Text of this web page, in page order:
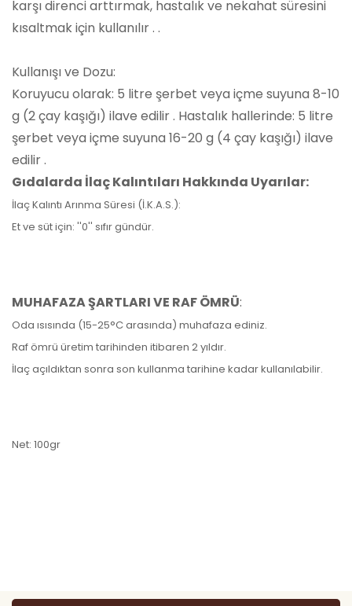
karşı direnci arttırmak, hastalık ve nekahat süresini
kısaltmak için kullanılır . .
Kullanışı ve Dozu:
Koruyucu olarak: 5 litre şerbet veya içme suyuna 8-10
g (2 çay kaşığı) ilave edilir . Hastalık hallerinde: 5 litre
şerbet veya içme suyuna 16-20 g (4 çay kaşığı) ilave
edilir .
Gıdalarda İlaç Kalıntıları Hakkında Uyarılar:
İlaç Kalıntı Arınma Süresi (İ.K.A.S.):
Et ve süt için: ''0'' sıfır gündür.
MUHAFAZA ŞARTLARI VE RAF ÖMRÜ:
Oda ısısında (15-25°C arasında) muhafaza ediniz.
Raf ömrü üretim tarihinden itibaren 2 yıldır.
İlaç açıldıktan sonra son kullanma tarihine kadar kullanılabilir.
Net: 100gr